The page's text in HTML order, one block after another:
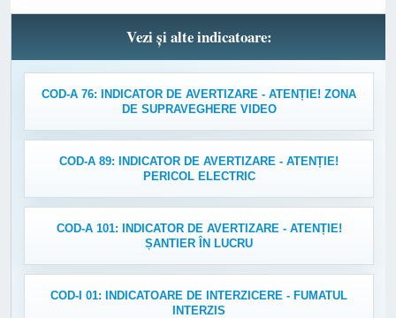
Vezi și alte indicatoare:
COD-A 76: INDICATOR DE AVERTIZARE - ATENȚIE! ZONA
DE SUPRAVEGHERE VIDEO
COD-A 89: INDICATOR DE AVERTIZARE - ATENȚIE!
PERICOL ELECTRIC
COD-A 101: INDICATOR DE AVERTIZARE - ATENȚIE!
ȘANTIER ÎN LUCRU
COD-I 01: INDICATOARE DE INTERZICERE - FUMATUL
INTERZIS